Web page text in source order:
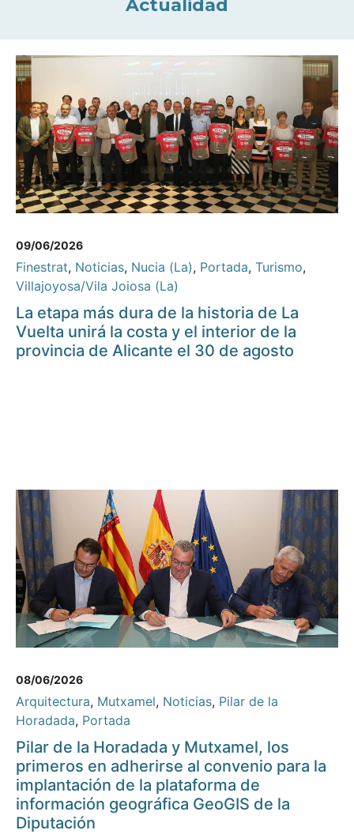
Actualidad
09/06/2026
Finestrat, Noticias, Nucia (La), Portada, Turismo,
Villajoyosa/Vila Joiosa (La)
La etapa más dura de la historia de La
Vuelta unirá la costa y el interior de la
provincia de Alicante el 30 de agosto
08/06/2026
Arquitectura, Mutxamel, Noticias, Pilar de la
Horadada, Portada
Pilar de la Horadada y Mutxamel, los
primeros en adherirse al convenio para la
implantación de la plataforma de
información geográfica GeoGIS de la
Diputación